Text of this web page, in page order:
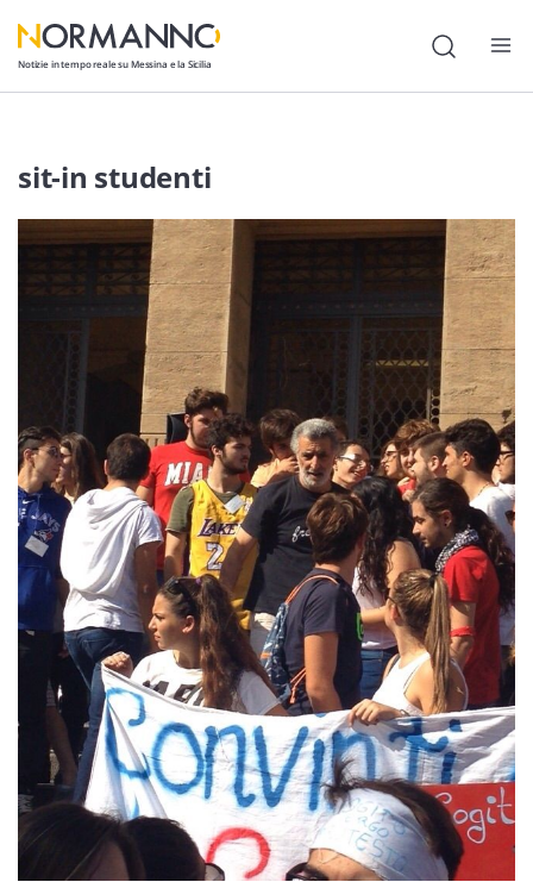
Notizie in tempo reale su Messina e la Sicilia
Attualità
Politica
Cultura
Economia
Sport
Sicilia
Servizi
Resta sempre aggiornato con le ultime news, iscriviti alla
nostra newsletter
Iscriviti
sit-in studenti